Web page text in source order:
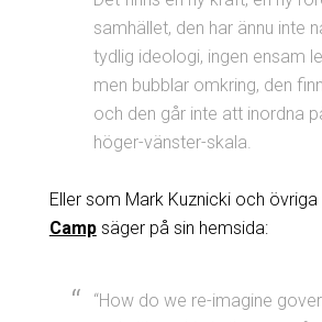
samhället, den har ännu inte
tydlig ideologi, ingen ensam
men bubblar omkring, den
och den går inte att inordna
höger-vänster-skala.
Eller som Mark Kuznicki och övriga
Campsäger på sin hemsida:
“How do we re-imagine